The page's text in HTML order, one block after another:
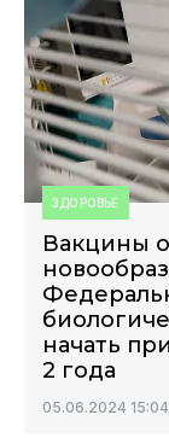
ЗДОРОВЬЕ
Вакцины
начать
2 года
05.06.2024